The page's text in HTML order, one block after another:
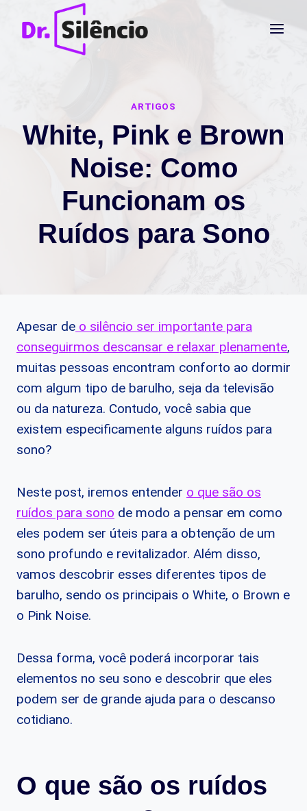
ARTIGOS
White, Pink e Brown
Noise: Como
Funcionam os
Ruídos para Sono
Apesar de o silêncio ser importante para
conseguirmos descansar e relaxar plenamente,
muitas pessoas encontram conforto ao dormir
com algum tipo de barulho, seja da televisão
ou da natureza. Contudo, você sabia que
existem especificamente alguns ruídos para
sono?
Neste post, iremos entender o que são os
ruídos para sono de modo a pensar em como
eles podem ser úteis para a obtenção de um
sono profundo e revitalizador. Além disso,
vamos descobrir esses diferentes tipos de
barulho, sendo os principais o White, o Brown e
o Pink Noise.
Dessa forma, você poderá incorporar tais
elementos no seu sono e descobrir que eles
podem ser de grande ajuda para o descanso
cotidiano.
O que são os ruídos